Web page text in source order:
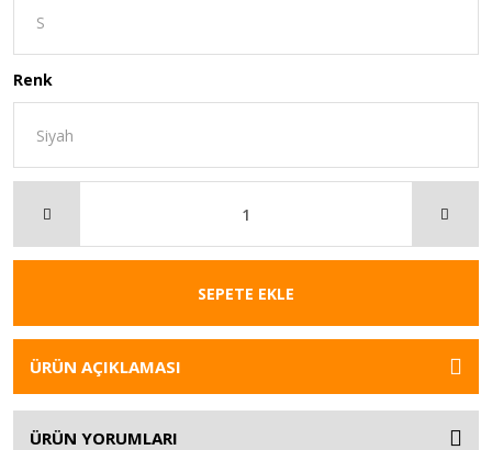
Renk
SEPETE EKLE
ÜRÜN AÇIKLAMASI
ÜRÜN YORUMLARI